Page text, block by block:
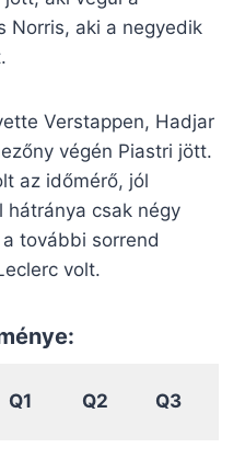
Norris, aki a negyedik
Verstappen, Hadjar
végén Piastri jött.
az időmérő, jól
hátránya csak négy
további sorrend
volt.
Q1 Q2 Q3